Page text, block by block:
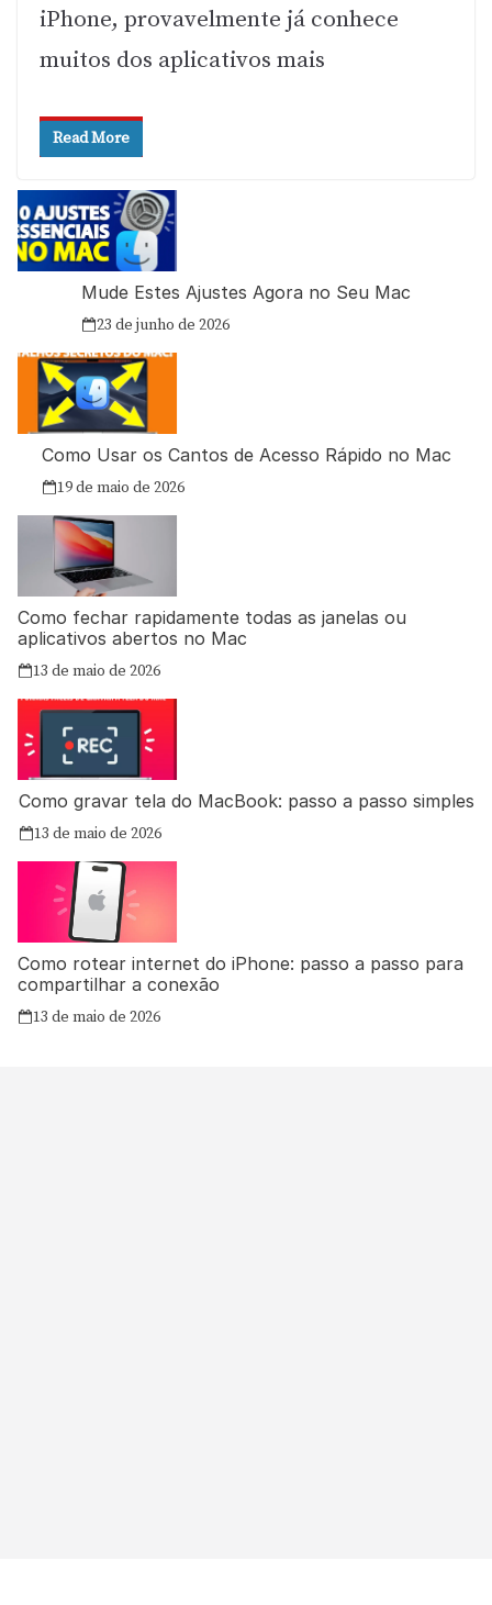
iPhone, provavelmente já conhece
muitos dos aplicativos mais
Read More
Mude Estes Ajustes Agora no Seu Mac
23 de junho de 2026
Como Usar os Cantos de Acesso Rápido no Mac
19 de maio de 2026
Como fechar rapidamente todas as janelas ou
aplicativos abertos no Mac
13 de maio de 2026
Como gravar tela do MacBook: passo a passo simples
13 de maio de 2026
Como rotear internet do iPhone: passo a passo para
compartilhar a conexão
13 de maio de 2026